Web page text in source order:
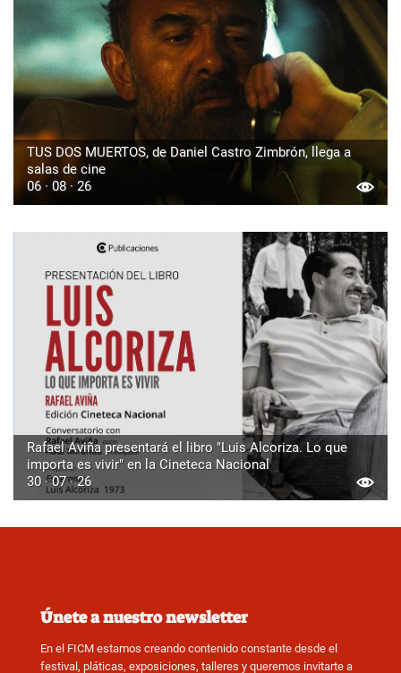
TUS DOS MUERTOS, de Daniel Castro Zimbrón, llega a
salas de cine
06 · 08 · 26
Rafael Aviña presentará el libro "Luis Alcoriza. Lo que
importa es vivir" en la Cineteca Nacional
30 · 07 · 26
Únete a nuestro newsletter
En el FICM estamos creando contenido constante desde el
festival, pláticas, exposiciones, talleres y queremos invitarte a